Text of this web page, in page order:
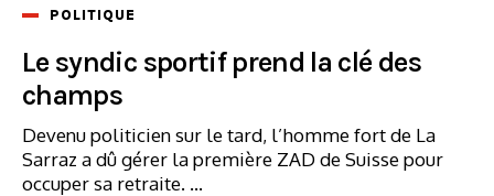
POLITIQUE
Le syndic sportif prend la clé des
champs
Devenu politicien sur le tard, l’homme fort de La
Sarraz a dû gérer la première ZAD de Suisse pour
occuper sa retraite. ...